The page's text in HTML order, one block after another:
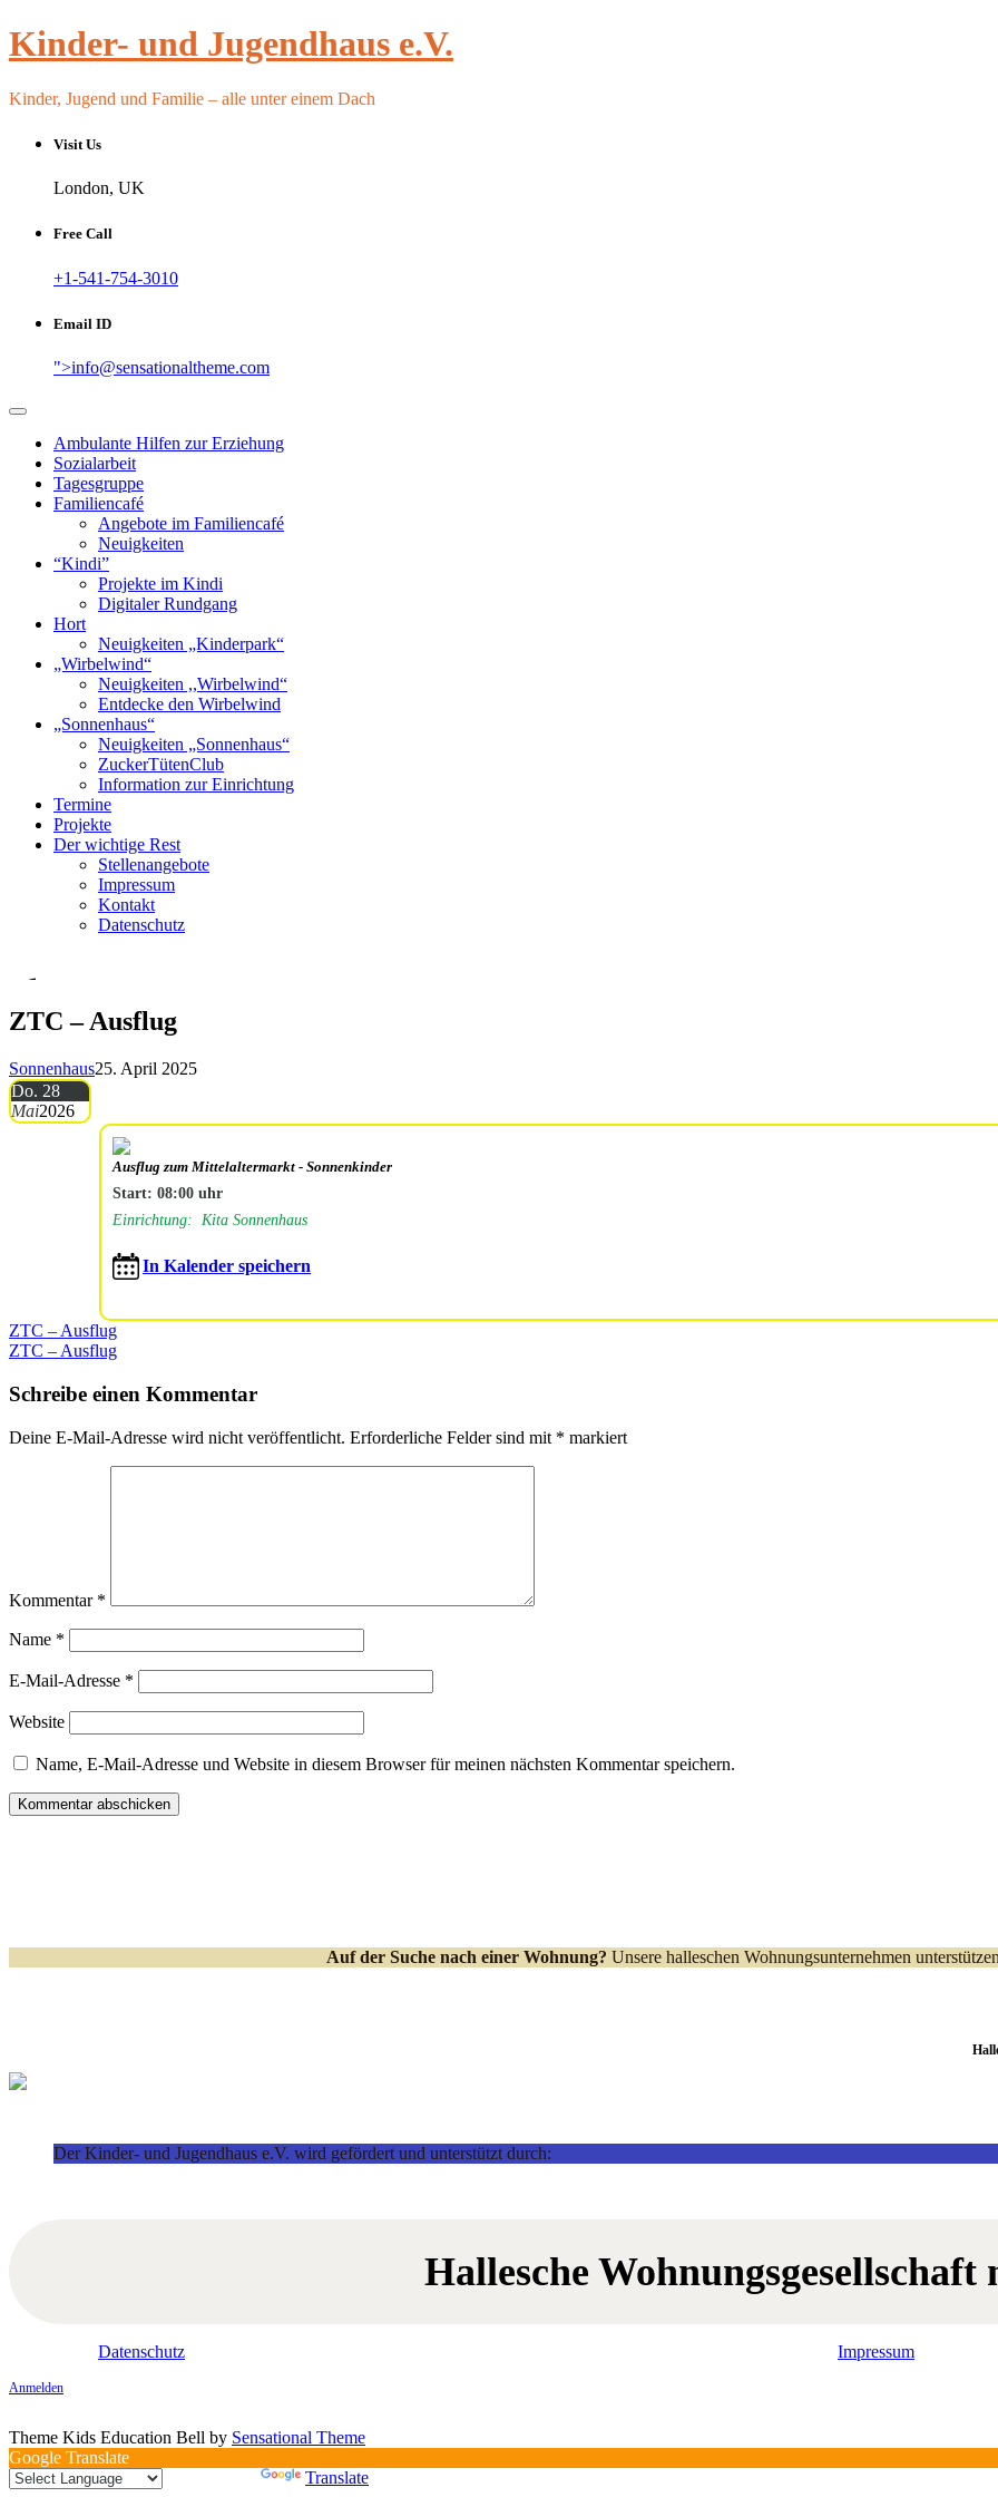
Skip
to
Kinder- und Jugendhaus e.V.
Kinder, Jugend und Familie – alle unter einem Dach
Visit Us
London, UK
Free Call
+1-541-754-3010
Email ID
">info@sensationaltheme.com
Ambulante Hilfen zur Erziehung
Sozialarbeit
Tagesgruppe
Familiencafé
Angebote im Familiencafé
Neuigkeiten
“Kindi”
Projekte im Kindi
Digitaler Rundgang
Hort
Neuigkeiten „Kinderpark“
„Wirbelwind“
Neuigkeiten ,,Wirbelwind“
Entdecke den Wirbelwind
„Sonnenhaus“
Neuigkeiten „Sonnenhaus“
ZuckerTütenClub
Information zur Einrichtung
Termine
Projekte
Der wichtige Rest
Stellenangebote
Impressum
Kontakt
Datenschutz
ZTC – Ausflug
Sonnenhaus25. April 2025
Do. 28
Mai2026
Ausflug zum Mittelaltermarkt - Sonnenkinder
Start: 08:00 uhr
Einrichtung: Kita Sonnenhaus
In Kalender speichern
Beitragsnavigation
ZTC – Ausflug
ZTC – Ausflug
Schreibe einen Kommentar
Deine E-Mail-Adresse wird nicht veröffentlicht. Erforderliche Felder sind mit * markiert
Kommentar *
Name *
E-Mail-Adresse *
Website
Name, E-Mail-Adresse und Website in diesem Browser für meinen nächsten Kommentar speichern.
Auf der Suche nach einer Wohnung? Unsere halleschen Wohnungsunternehmen
Der Kinder- und Jugendhaus e.V. wird gefördert und unterstützt durch:
Hallesche Wohnungsgesellschaft
Datenschutz Impressum
Anmelden
Theme Kids Education Bell by Sensational Theme
Google Translate
Translate